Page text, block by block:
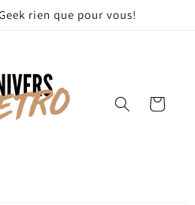
rien que pour vous!
Panier